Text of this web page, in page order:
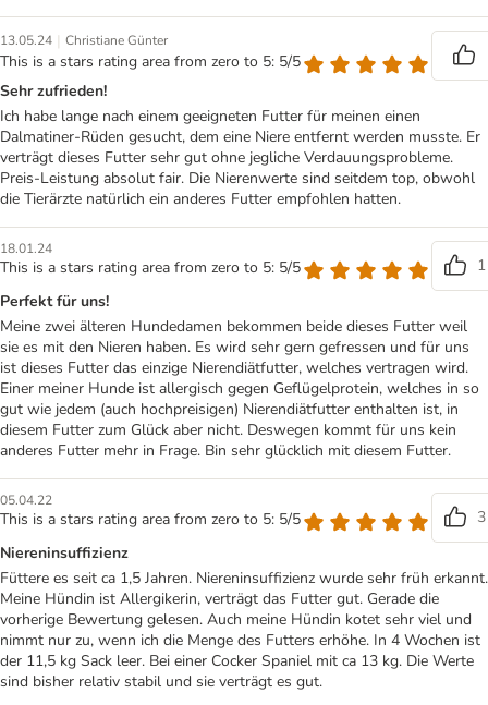
13.05.24 | Christiane Günter
This is a stars rating area from zero to 5: 5/5
Sehr zufrieden!
Ich habe lange nach einem geeigneten Futter für meinen einen
Dalmatiner-Rüden gesucht, dem eine Niere entfernt werden musste. Er
verträgt dieses Futter sehr gut ohne jegliche Verdauungsprobleme.
Preis-Leistung absolut fair. Die Nierenwerte sind seitdem top, obwohl
die Tierärzte natürlich ein anderes Futter empfohlen hatten.
18.01.24
This is a stars rating area from zero to 5: 5/5
1
Perfekt für uns!
Meine zwei älteren Hundedamen bekommen beide dieses Futter weil
sie es mit den Nieren haben. Es wird sehr gern gefressen und für uns
ist dieses Futter das einzige Nierendiätfutter, welches vertragen wird.
Einer meiner Hunde ist allergisch gegen Geflügelprotein, welches in so
gut wie jedem (auch hochpreisigen) Nierendiätfutter enthalten ist, in
diesem Futter zum Glück aber nicht. Deswegen kommt für uns kein
anderes Futter mehr in Frage. Bin sehr glücklich mit diesem Futter.
05.04.22
This is a stars rating area from zero to 5: 5/5
3
Niereninsuffizienz
Füttere es seit ca 1,5 Jahren. Niereninsuffizienz wurde sehr früh erkannt.
Meine Hündin ist Allergikerin, verträgt das Futter gut. Gerade die
vorherige Bewertung gelesen. Auch meine Hündin kotet sehr viel und
nimmt nur zu, wenn ich die Menge des Futters erhöhe. In 4 Wochen ist
der 11,5 kg Sack leer. Bei einer Cocker Spaniel mit ca 13 kg. Die Werte
sind bisher relativ stabil und sie verträgt es gut.